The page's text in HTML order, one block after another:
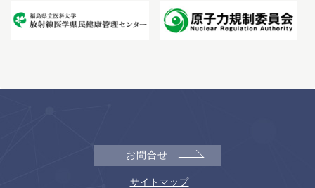
お問合せ
サイトマップ